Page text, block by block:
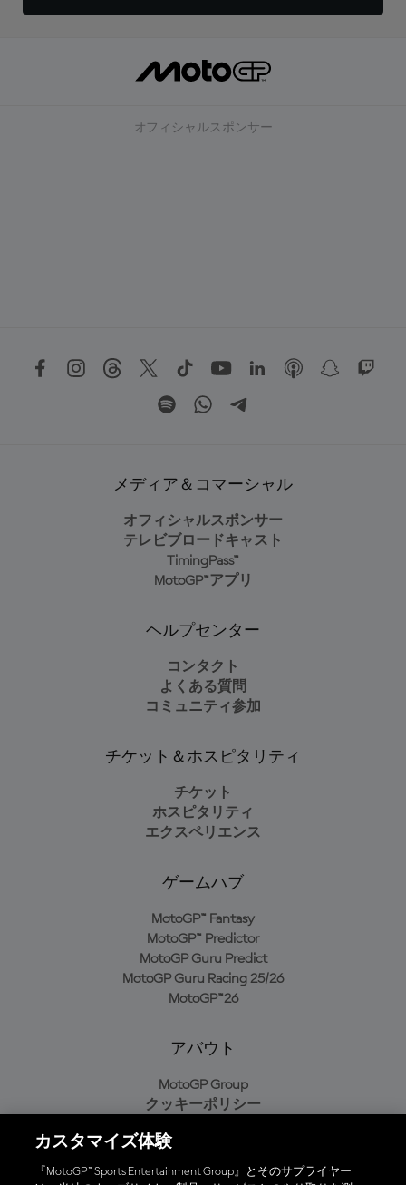
オフィシャルスポンサー
メディア＆コマーシャル
オフィシャルスポンサー
テレビブロードキャスト
TimingPass™
MotoGP™アプリ
ヘルプセンター
コンタクト
よくある質問
コミュニティ参加
チケット＆ホスピタリティ
チケット
ホスピタリティ
エクスペリエンス
ゲームハブ
MotoGP™ Fantasy
MotoGP™ Predictor
MotoGP Guru Predict
MotoGP Guru Racing 25/26
MotoGP™26
アバウト
MotoGP Group
クッキーポリシー
プライバシーポリシー
購入ポリシー
カスタマイズ体験
『MotoGP™ Sports Entertainment Group』とそのサプライヤー